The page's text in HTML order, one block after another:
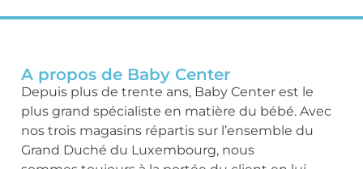
A propos de Baby Center
Depuis plus de trente ans, Baby Center est le
plus grand spécialiste en matière du bébé. Avec
nos trois magasins répartis sur l’ensemble du
Grand Duché du Luxembourg, nous